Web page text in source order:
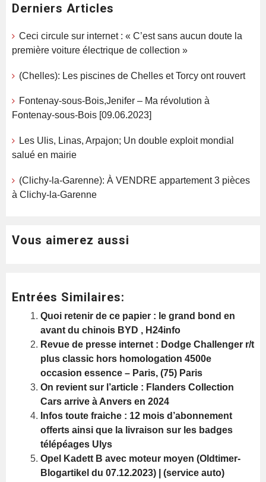
Derniers Articles
Ceci circule sur internet : « C’est sans aucun doute la
première voiture électrique de collection »
(Chelles): Les piscines de Chelles et Torcy ont rouvert
Fontenay-sous-Bois,Jenifer – Ma révolution à
Fontenay-sous-Bois [09.06.2023]
Les Ulis, Linas, Arpajon; Un double exploit mondial
salué en mairie
(Clichy-la-Garenne): À VENDRE appartement 3 pièces
à Clichy-la-Garenne
Vous aimerez aussi
Entrées Similaires:
Quoi retenir de ce papier : le grand bond en
avant du chinois BYD , H24info
Revue de presse internet : Dodge Challenger r/t
plus classic hors homologation 4500e
occasion essence – Paris, (75) Paris
On revient sur l’article : Flanders Collection
Cars arrive à Anvers en 2024
Infos toute fraiche : 12 mois d’abonnement
offerts ainsi que la livraison sur les badges
télépéages Ulys
Opel Kadett B avec moteur moyen (Oldtimer-
Blogartikel du 07.12.2023) | (service auto)